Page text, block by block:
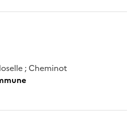
; Cheminot